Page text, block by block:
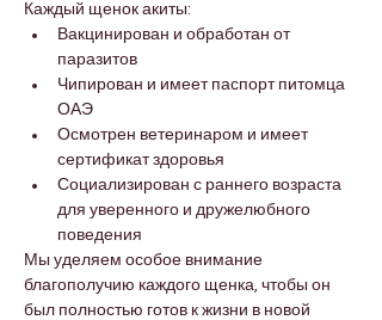
Каждый щенок акиты:
Вакцинирован и обработан от
паразитов
Чипирован и имеет паспорт питомца
ОАЭ
Осмотрен ветеринаром и имеет
сертификат здоровья
Социализирован с раннего возраста
для уверенного и дружелюбного
поведения
Мы уделяем особое внимание
благополучию каждого щенка, чтобы он
был полностью готов к жизни в новой